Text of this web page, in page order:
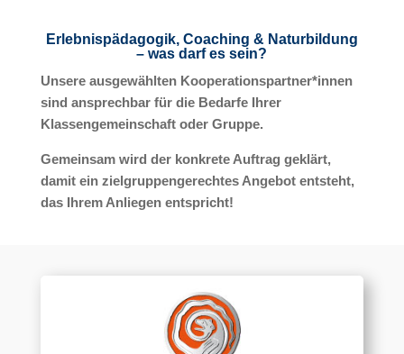
Erlebnispädagogik, Coaching & Naturbildung
– was darf es sein?
Unsere ausgewählten Kooperationspartner*innen
sind ansprechbar für die Bedarfe Ihrer
Klassengemeinschaft oder Gruppe.
Gemeinsam wird der konkrete Auftrag geklärt,
damit ein zielgruppengerechtes Angebot entsteht,
das Ihrem Anliegen entspricht!